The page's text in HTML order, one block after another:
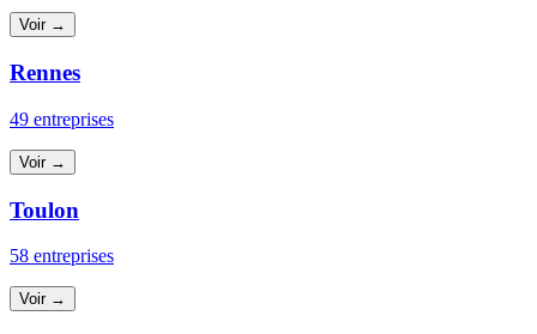
Voir →
Rennes
49 entreprises
Voir →
Toulon
58 entreprises
Voir →